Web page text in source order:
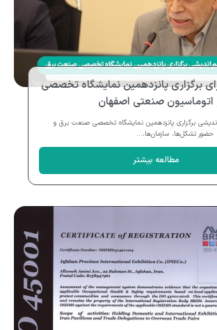
برگزاری پانزدهمین نمایشگاه تخصصی
صنعتی اصفهان
برگزاری پانزدهمین نمایشگاه تخصصی صنعت برق و
حضور تشکل‌ها، سازمان‌ها،...
مطالعه بیشتر